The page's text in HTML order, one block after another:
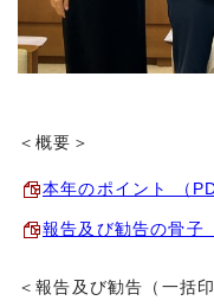
＜概要＞
本年のポイント （
報告及び勧告の骨子
＜報告及び勧告（一括